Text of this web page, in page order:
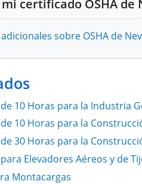
vivo
incluyendo, entre
video
teatrales
y trabajar
de acción en emergencias y
(EPP)
Manejo y
Sistemas Fotovoltaicos
de Enfermedades por
de la Violencia en el
de OSHA y OSHA de
certificado OSHA de
sobre OSHA de
10 Horas para la Industria
10 Horas para la
30 Horas para la
Elevadores Aéreos y de
Montacargas